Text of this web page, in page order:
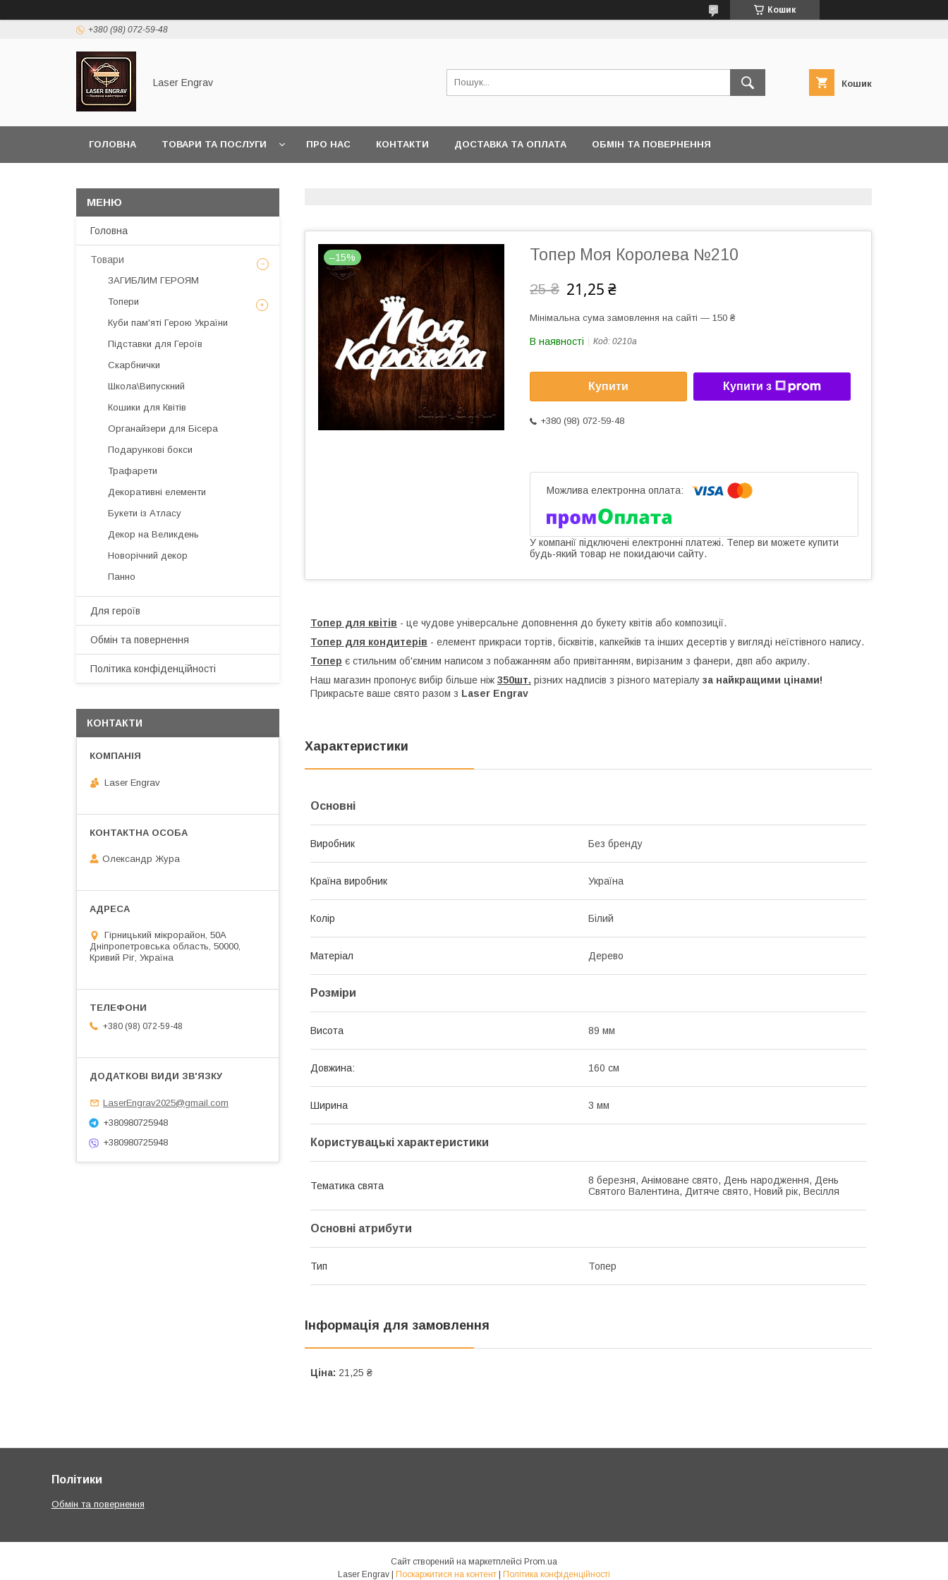
Кошик
+380 (98) 072-59-48
Laser Engrav Кошик
ГОЛОВНА ТОВАРИ ТА ПОСЛУГИ ПРО НАС КОНТАКТИ ДОСТАВКА ТА ОПЛАТА ОБМІН ТА ПОВЕРНЕННЯ
–15% Топер Моя Королева №210
25 ₴ 21,25 ₴
Мінімальна сума замовлення на сайті — 150 ₴
В наявності Код: 0210a
Купити Купити з
+380 (98) 072-59-48
У компанії підключені електронні платежі. Тепер ви можете купити
будь-який товар не покидаючи сайту.
Топер для квітів - це чудове універсальне доповнення до букету квітів або композиції.
Топер для кондитерів - елемент прикраси тортів, бісквітів, капкейків та інших десертів у вигляді неїстівного напису.
Топер є стильним об'ємним написом з побажанням або привітанням, вирізаним з фанери, двп або акрилу.
Наш магазин пропонує вибір більше ніж 350шт. різних надписів з різного матеріалу за найкращими цінами!
Прикрасьте ваше свято разом з Laser Engrav
Характеристики
Основні
Виробник Без бренду
Країна виробник Україна
Колір Білий
Матеріал Дерево
Розміри
Висота 89 мм
Довжина: 160 см
Ширина 3 мм
Користувацькі характеристики
Тематика свята
8 березня, Анімоване свято, День народження, День
Святого Валентина, Дитяче свято, Новий рік, Весілля
Основні атрибути
Тип Топер
Інформація для замовлення
Ціна: 21,25 ₴
Головна
Товари
ЗАГИБЛИМ ГЕРОЯМ
Топери
Куби пам'яті Герою України
Підставки для Героїв
Скарбнички
Школа\Випускний
Кошики для Квітів
Органайзери для Бісера
Подарункові бокси
Трафарети
Декоративні елементи
Букети із Атласу
Декор на Великдень
Новорічний декор
Панно
Для героїв
Обмін та повернення
Політика конфіденційності
КОНТАКТИ
Laser Engrav
Олександр Жура
Гірницький мікрорайон, 50А
Дніпропетровська область, 50000,
Кривий Ріг, Україна
+380 (98) 072-59-48
LaserEngrav2025@gmail.com
+380980725948
+380980725948
Політики
Обмін та повернення
Сайт створений на маркетплейсі Prom.ua
Поскаржитися на контент Політика конфіденційності